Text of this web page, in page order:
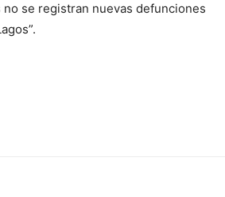
se registran nuevas defunciones